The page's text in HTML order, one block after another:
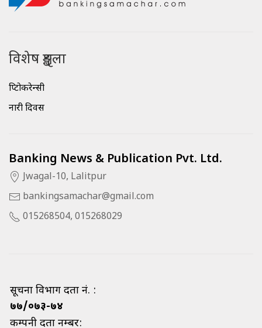
विशेष शृङ्खला
क्रिप्टोकरेन्सी
नारी दिवस
Banking News & Publication Pvt. Ltd.
Jwagal-10, Lalitpur
bankingsamachar@gmail.com
015268504, 015268029
सूचना विभाग दर्ता नं. :
७७/०७३-७४
कम्पनी दर्ता नम्बर: